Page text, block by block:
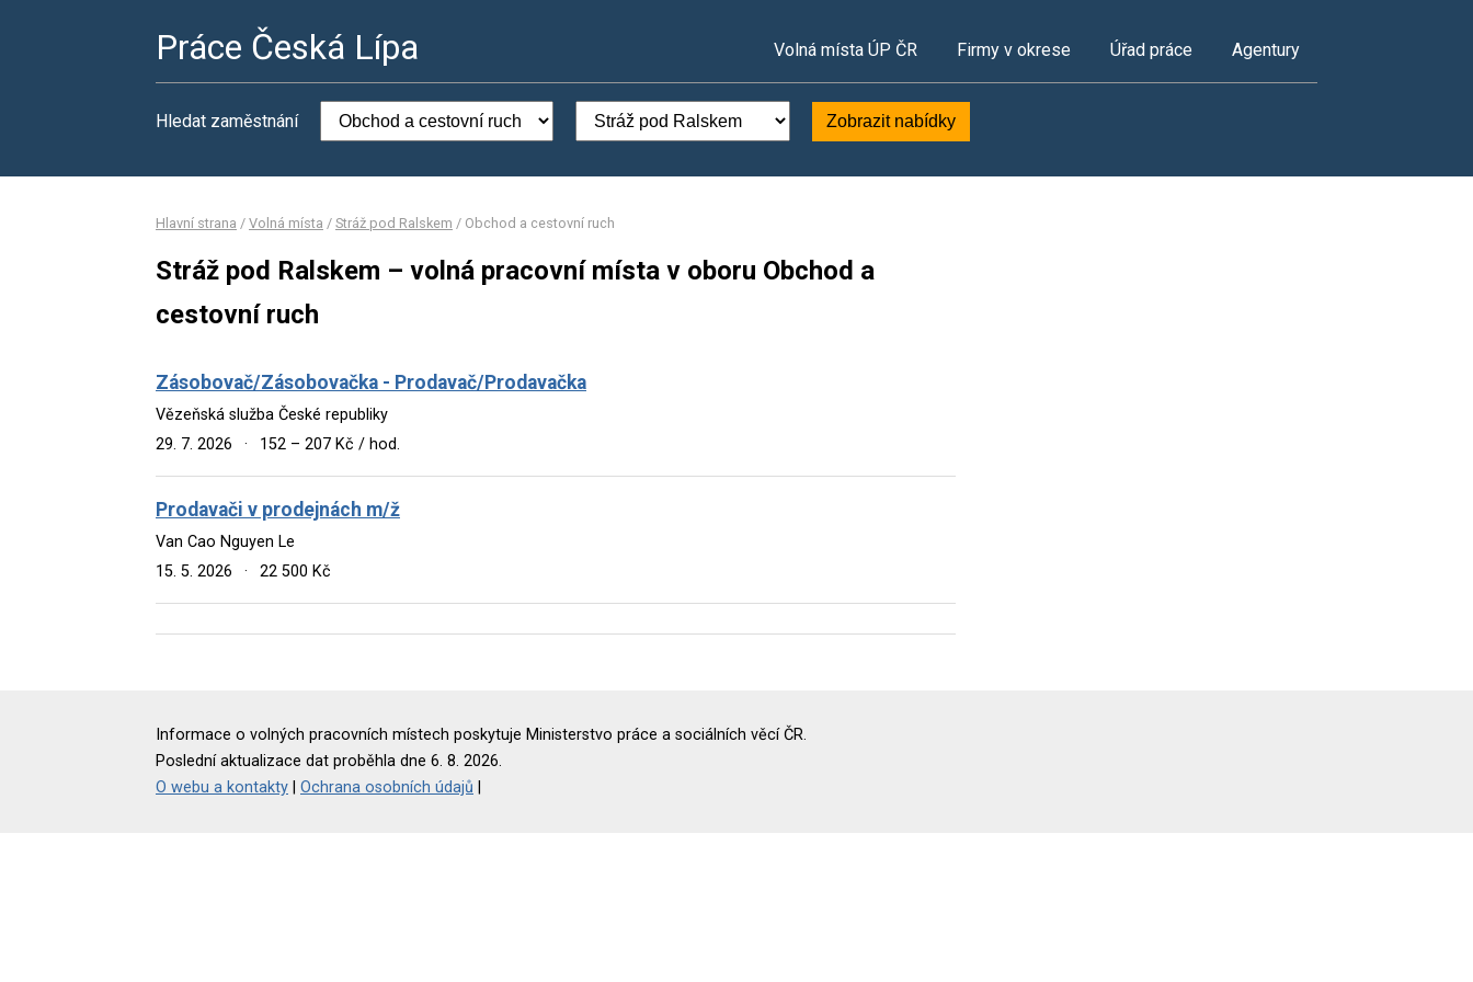
Práce Česká Lípa Volná místa ÚP ČR Firmy v okrese Úřad práce Agentury
Hledat zaměstnání Zobrazit nabídky
Hlavní strana / Volná místa / Stráž pod Ralskem / Obchod a cestovní ruch
Stráž pod Ralskem – volná pracovní místa v oboru Obchod a
cestovní ruch
Zásobovač/Zásobovačka - Prodavač/Prodavačka
Vězeňská služba České republiky
29. 7. 2026
· 152 – 207 Kč / hod.
Prodavači v prodejnách m/ž
Van Cao Nguyen Le
15. 5. 2026
· 22 500 Kč
Informace o volných pracovních místech poskytuje Ministerstvo práce a sociálních věcí ČR.
Poslední aktualizace dat proběhla dne 6. 8. 2026.
O webu a kontakty
Ochrana osobních údajů